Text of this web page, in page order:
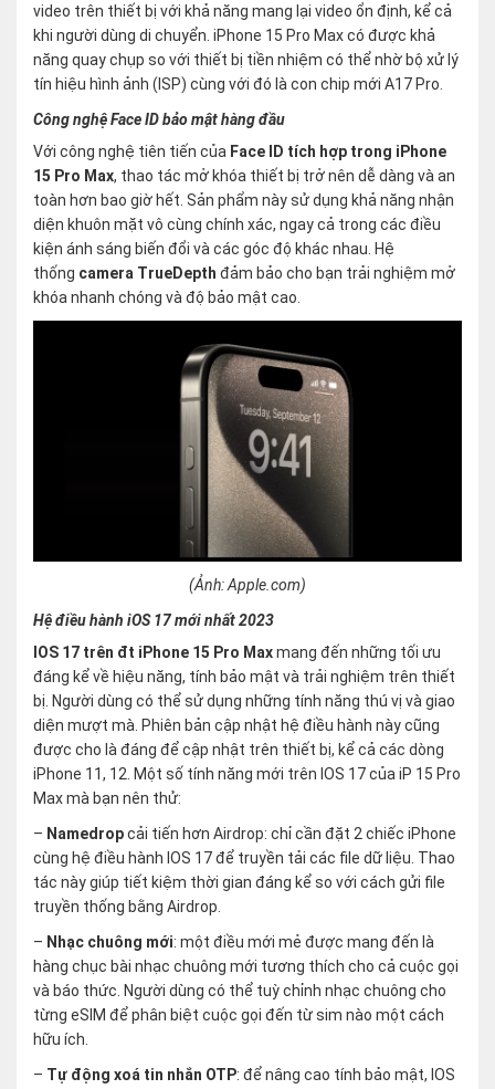
video trên thiết bị với khả năng mang lại video ổn định, kể cả
khi người dùng di chuyển. iPhone 15 Pro Max có được khả
năng quay chụp so với thiết bị tiền nhiệm có thể nhờ bộ xử lý
tín hiệu hình ảnh (ISP) cùng với đó là con chip mới A17 Pro.
Công nghệ Face ID bảo mật hàng đầu
Với công nghệ tiên tiến của Face ID tích hợp trong iPhone
15 Pro Max, thao tác mở khóa thiết bị trở nên dễ dàng và an
toàn hơn bao giờ hết. Sản phẩm này sử dụng khả năng nhận
diện khuôn mặt vô cùng chính xác, ngay cả trong các điều
kiện ánh sáng biến đổi và các góc độ khác nhau. Hệ
thống camera TrueDepth đảm bảo cho bạn trải nghiệm mở
khóa nhanh chóng và độ bảo mật cao.
(Ảnh: Apple.com)
Hệ điều hành iOS 17 mới nhất 2023
IOS 17 trên đt iPhone 15 Pro Maxmang đến những tối ưu
đáng kể về hiệu năng, tính bảo mật và trải nghiệm trên thiết
bị. Người dùng có thể sử dụng những tính năng thú vị và giao
diện mượt mà. Phiên bản cập nhật hệ điều hành này cũng
được cho là đáng để cập nhật trên thiết bị, kể cả các dòng
iPhone 11, 12. Một số tính năng mới trên IOS 17 của iP 15 Pro
Max mà bạn nên thử:
– Namedropcải tiến hơn Airdrop: chỉ cần đặt 2 chiếc iPhone
cùng hệ điều hành IOS 17 để truyền tải các file dữ liệu. Thao
tác này giúp tiết kiệm thời gian đáng kể so với cách gửi file
truyền thống bằng Airdrop.
– Nhạc chuông mới: một điều mới mẻ được mang đến là
hàng chục bài nhạc chuông mới tương thích cho cả cuộc gọi
và báo thức. Người dùng có thể tuỳ chỉnh nhạc chuông cho
từng eSIM để phân biệt cuộc gọi đến từ sim nào một cách
hữu ích.
– Tự động xoá tin nhắn OTP: để nâng cao tính bảo mật, IOS